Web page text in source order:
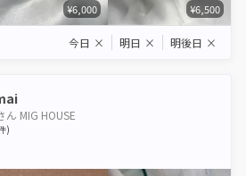
¥6,000 ¥6,500
今日 × 明日 × 明後日 ×
MIG HOUSE
)